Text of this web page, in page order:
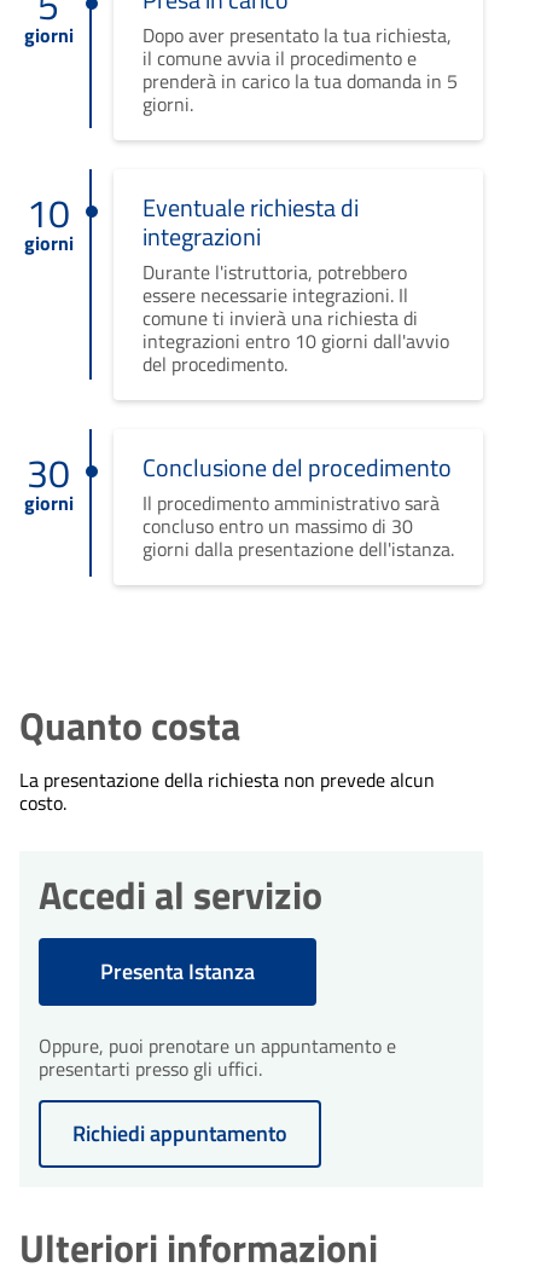
giorni Dopo aver presentato la tua richiesta,
il comune avvia il procedimento e
prenderà in carico la tua domanda in 5
giorni.
10
giorni
Eventuale richiesta di
integrazioni
Durante l'istruttoria, potrebbero
essere necessarie integrazioni. Il
comune ti invierà una richiesta di
integrazioni entro 10 giorni dall'avvio
del procedimento.
30
giorni
Conclusione del procedimento
Il procedimento amministrativo sarà
concluso entro un massimo di 30
giorni dalla presentazione dell'istanza.
Quanto costa
La presentazione della richiesta non prevede alcun
costo.
Accedi al servizio
Presenta Istanza
Oppure, puoi prenotare un appuntamento e
presentarti presso gli uffici.
Richiedi appuntamento
Ulteriori informazioni